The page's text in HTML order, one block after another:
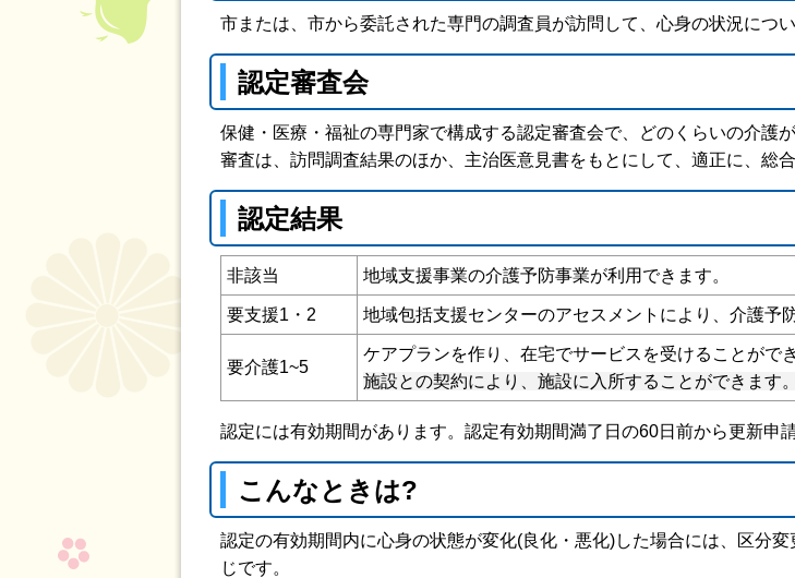
市または、市から委託された専門の調査員が訪問して、心身の状況につ
認定審査会
保健・医療・福祉の専門家で構成する認定審査会で、どのくらいの介護
審査は、訪問調査結果のほか、主治医意見書をもとにして、適正に、総合
認定結果
非該当 地域支援事業の介護予防事業が利用できます。
要支援1・2 地域包括支援センターのアセスメントにより、介護予
要介護1~5
ケアプランを作り、在宅でサービスを受けることができ
施設との契約により、施設に入所することができます。
認定には有効期間があります。認定有効期間満了日の60日前から更新申
こんなときは?
認定の有効期間内に心身の状態が変化(良化・悪化)した場合には、区分
じです。